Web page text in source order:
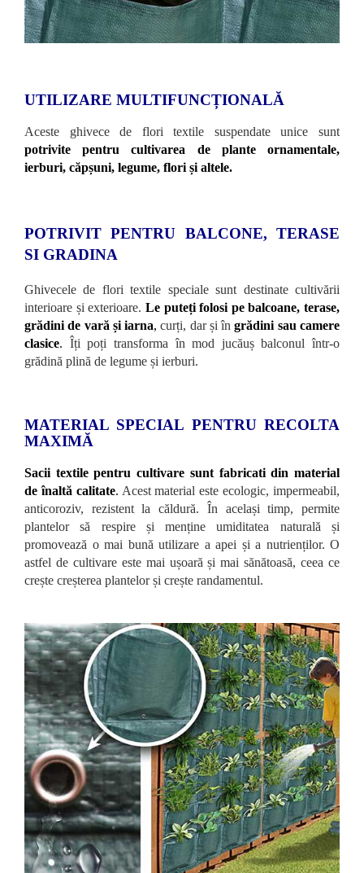
UTILIZARE MULTIFUNCȚIONALĂ
Aceste ghivece de flori textile suspendate unice sunt
potrivite pentru cultivarea de plante ornamentale,
ierburi, căpșuni, legume, flori și altele.
POTRIVIT PENTRU BALCONE, TERASE
SI GRADINA
Ghivecele de flori textile speciale sunt destinate cultivării
interioare și exterioare. Le puteți folosi pe balcoane, terase,
grădini de vară și iarna, curți, dar și îngrădini sau camere
clasice. Îți poți transforma în mod jucăuș balconul într-o
grădină plină de legume și ierburi.
MATERIAL SPECIAL PENTRU RECOLTA
MAXIMĂ
Sacii textile pentru cultivare sunt fabricati din material
de înaltă calitate. Acest material este ecologic, impermeabil,
anticoroziv, rezistent la căldură. În același timp, permite
plantelor să respire și menține umiditatea naturală și
promovează o mai bună utilizare a apei și a nutrienților. O
astfel de cultivare este mai ușoară și mai sănătoasă, ceea ce
crește creșterea plantelor și crește randamentul.